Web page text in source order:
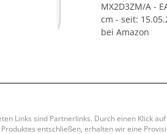
MX2D3ZM/A -
cm - seit:
bei Amazon
Links sind Partnerlinks. Durch einen Klick
entschließen, erhalten wir eine